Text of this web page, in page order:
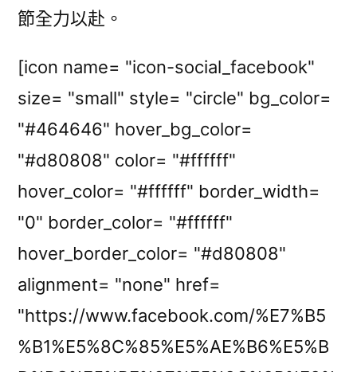
節全力以赴。
[icon name= "icon-social_facebook"
size= "small" style= "circle" bg_color=
"#464646" hover_bg_color=
"#d80808" color= "#ffffff"
hover_color= "#ffffff" border_width=
"0" border_color= "#ffffff"
hover_border_color= "#d80808"
alignment= "none" href=
"https://www.facebook.com/%E7%B5
%B1%E5%8C%85%E5%AE%B6%E5%B